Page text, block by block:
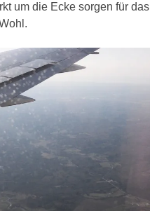
um die Ecke sorgen für das